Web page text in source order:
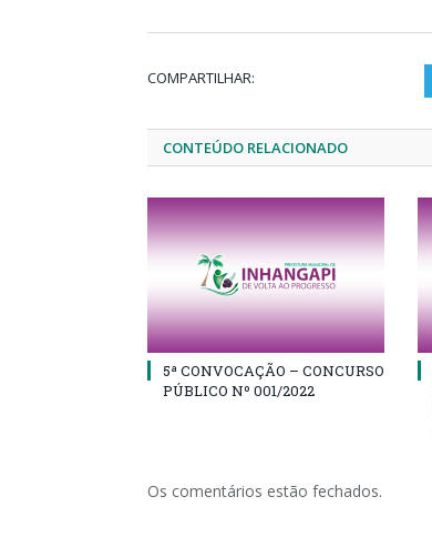
COMPARTILHAR:
CONTEÚDO RELACIONADO
5ª CONVOCAÇÃO – CONCURSO
PÚBLICO Nº 001/2022
Os comentários estão fechados.